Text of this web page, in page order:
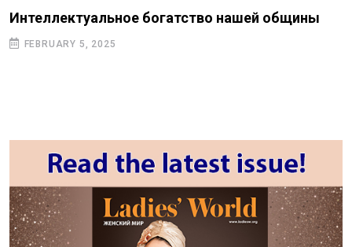
Интеллектуальное богатство нашей общины
FEBRUARY 5, 2025